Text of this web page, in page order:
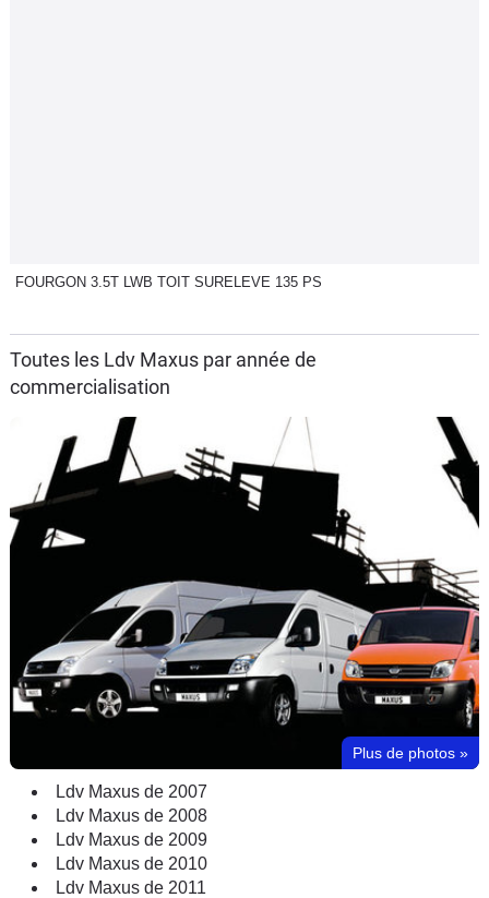
FOURGON 3.5T LWB TOIT SURELEVE 135 PS
Toutes les Ldv Maxus par année de
commercialisation
Plus de photos »
Ldv Maxus de 2007
Ldv Maxus de 2008
Ldv Maxus de 2009
Ldv Maxus de 2010
Ldv Maxus de 2011